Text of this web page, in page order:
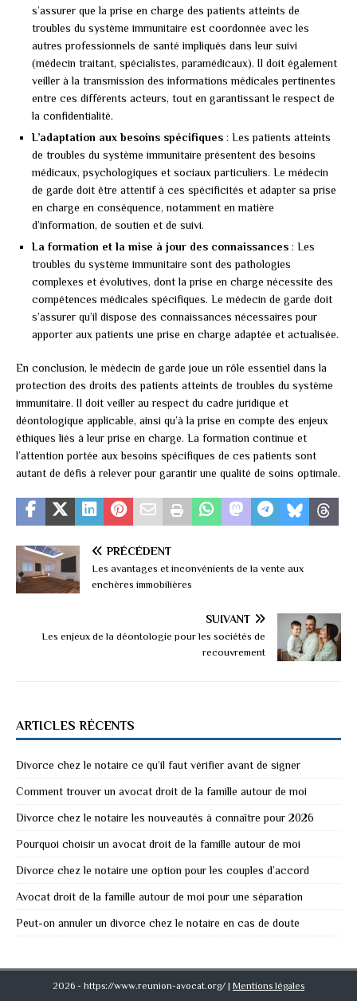
s’assurer que la prise en charge des patients atteints de
troubles du système immunitaire est coordonnée avec les
autres professionnels de santé impliqués dans leur suivi
(médecin traitant, spécialistes, paramédicaux). Il doit également
veiller à la transmission des informations médicales pertinentes
entre ces différents acteurs, tout en garantissant le respect de
la confidentialité.
L’adaptation aux besoins spécifiques : Les patients atteints
de troubles du système immunitaire présentent des besoins
médicaux, psychologiques et sociaux particuliers. Le médecin
de garde doit être attentif à ces spécificités et adapter sa prise
en charge en conséquence, notamment en matière
d’information, de soutien et de suivi.
La formation et la mise à jour des connaissances : Les
troubles du système immunitaire sont des pathologies
complexes et évolutives, dont la prise en charge nécessite des
compétences médicales spécifiques. Le médecin de garde doit
s’assurer qu’il dispose des connaissances nécessaires pour
apporter aux patients une prise en charge adaptée et actualisée.
En conclusion, le médecin de garde joue un rôle essentiel dans la
protection des droits des patients atteints de troubles du système
immunitaire. Il doit veiller au respect du cadre juridique et
déontologique applicable, ainsi qu’à la prise en compte des enjeux
éthiques liés à leur prise en charge. La formation continue et
l’attention portée aux besoins spécifiques de ces patients sont
autant de défis à relever pour garantir une qualité de soins optimale.
PRÉCÉDENT
Les avantages et inconvénients de la vente aux
enchères immobilières
SUIVANT
Les enjeux de la déontologie pour les sociétés de
recouvrement
ARTICLES RÉCENTS
Divorce chez le notaire ce qu’il faut vérifier avant de signer
Comment trouver un avocat droit de la famille autour de moi
Divorce chez le notaire les nouveautés à connaître pour 2026
Pourquoi choisir un avocat droit de la famille autour de moi
Divorce chez le notaire une option pour les couples d’accord
Avocat droit de la famille autour de moi pour une séparation
Peut-on annuler un divorce chez le notaire en cas de doute
2026 - https://www.reunion-avocat.org/ | Mentions légales